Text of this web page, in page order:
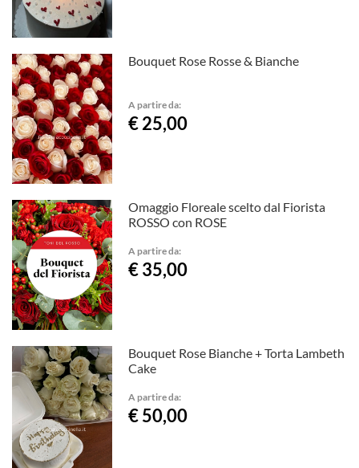
Bouquet Rose Rosse & Bianche
A partire da:
€ 25,00
Omaggio Floreale scelto dal Fiorista
ROSSO con ROSE
A partire da:
€ 35,00
Bouquet Rose Bianche + Torta Lambeth
Cake
A partire da:
€ 50,00